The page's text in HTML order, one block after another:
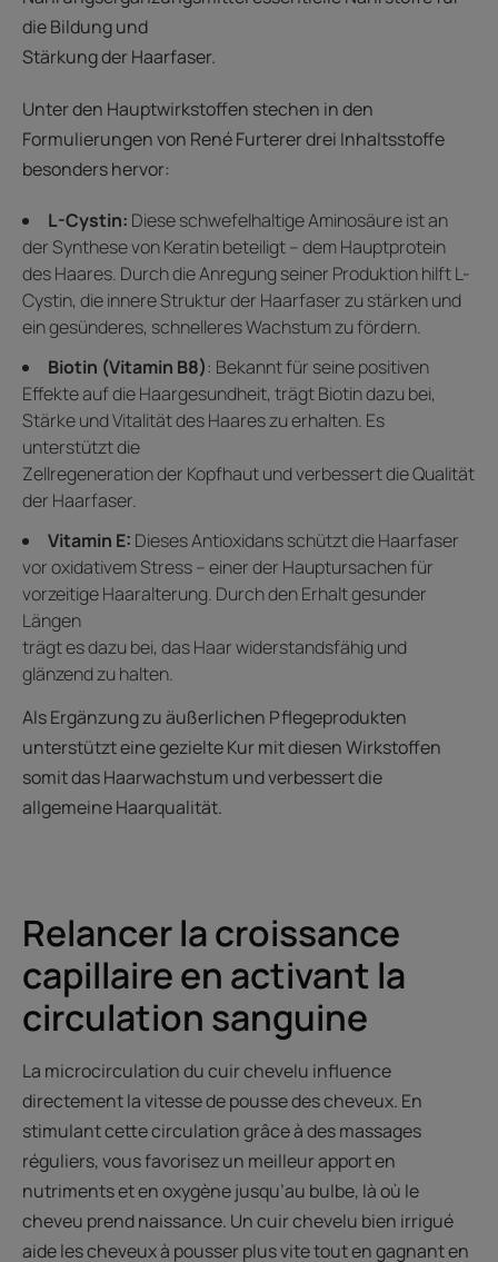
die Bildung und
Stärkung der Haarfaser.
Unter den Hauptwirkstoffen stechen in den
Formulierungen von René Furterer drei Inhaltsstoffe
besonders hervor:
L-Cystin: Diese schwefelhaltige Aminosäure ist an
der Synthese von Keratin beteiligt – dem Hauptprotein
des Haares. Durch die Anregung seiner Produktion hilft L-
Cystin, die innere Struktur der Haarfaser zu stärken und
ein gesünderes, schnelleres Wachstum zu fördern.
Biotin (Vitamin B8): Bekannt für seine positiven
Effekte auf die Haargesundheit, trägt Biotin dazu bei,
Stärke und Vitalität des Haares zu erhalten. Es
unterstützt die
Zellregeneration der Kopfhaut und verbessert die Qualität
der Haarfaser.
Vitamin E: Dieses Antioxidans schützt die Haarfaser
vor oxidativem Stress – einer der Hauptursachen für
vorzeitige Haaralterung. Durch den Erhalt gesunder
Längen
trägt es dazu bei, das Haar widerstandsfähig und
glänzend zu halten.
Als Ergänzung zu äußerlichen Pflegeprodukten
unterstützt eine gezielte Kur mit diesen Wirkstoffen
somit das Haarwachstum und verbessert die
allgemeine Haarqualität.
Relancer la croissance
capillaire en activant la
circulation sanguine
La microcirculation du cuir chevelu influence
directement la vitesse de pousse des cheveux. En
stimulant cette circulation grâce à des massages
réguliers, vous favorisez un meilleur apport en
nutriments et en oxygène jusqu’au bulbe, là où le
cheveu prend naissance. Un cuir chevelu bien irrigué
aide les cheveux à pousser plus vite tout en gagnant en